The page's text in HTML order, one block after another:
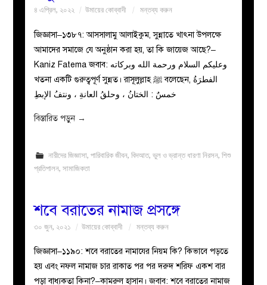
৪ এপ্রিল, ২০২২ উমায়ের কোব্বাদী মন্তব্য করুন
জিজ্ঞাসা–১৩৮৭: আসসালামু আলাইকুম, সুন্নাতে খাৎনা উপলক্ষে
আমাদের সমাজে যে অনুষ্ঠান করা হয়, তা কি জায়েজ আছে?–
Kaniz Fatema জবাব: وعليكم السلام ورحمة الله وبركاته
খতনা একটি গুরুত্বপূর্ণ সুন্নত। রাসূলুল্লাহ ﷺ বলেছেন, الفطرَةُ
خمسٌ : الختانُ ، وحلقُ العانةِ ، ونتفُ الإبطِ
বিস্তারিত পড়ুন →
নারীদের জিজ্ঞাসা, পারিবারিক জীবন, বিদআত, ভুল ও ভ্রান্ত ধারণা নিরসন, শিশু
প্রতিপালন,সামাজিকতা
শবে বরাতের নামাজ প্রসঙ্গে
৩০ জুন, ২০২১ উমায়ের কোব্বাদী মন্তব্য করুন
জিজ্ঞাসা–১১৯০: শবে বরাতের নামাযের নিয়ম কি? কিভাবে পড়তে
হয় এবং নফল নামাজ চার রাকাত পর পর দরুদ শরিফ একশ বার
পড়া বাধ্যকতা কিনা?–কামরুল হাসান। জবাব: শবে বরাতের নামাজ